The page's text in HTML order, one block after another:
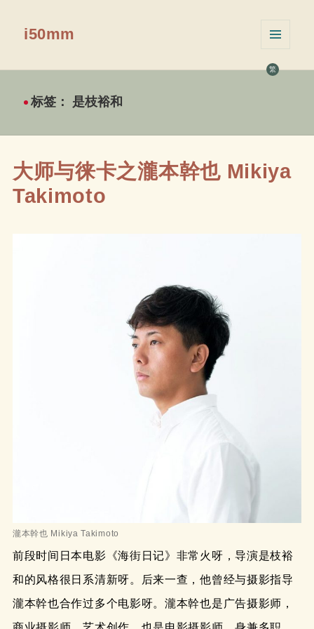
繁
i50mm
挂件
标签： 是枝裕和
大师与徕卡之瀧本幹也 Mikiya
Takimoto
瀧本幹也 Mikiya Takimoto
前段时间日本电影《海街日记》非常火呀，导演是枝裕
和的风格很日系清新呀。后来一查，他曾经与摄影指导
瀧本幹也合作过多个电影呀。瀧本幹也是广告摄影师，